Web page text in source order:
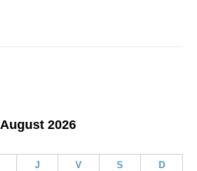
August 2026
J V S D